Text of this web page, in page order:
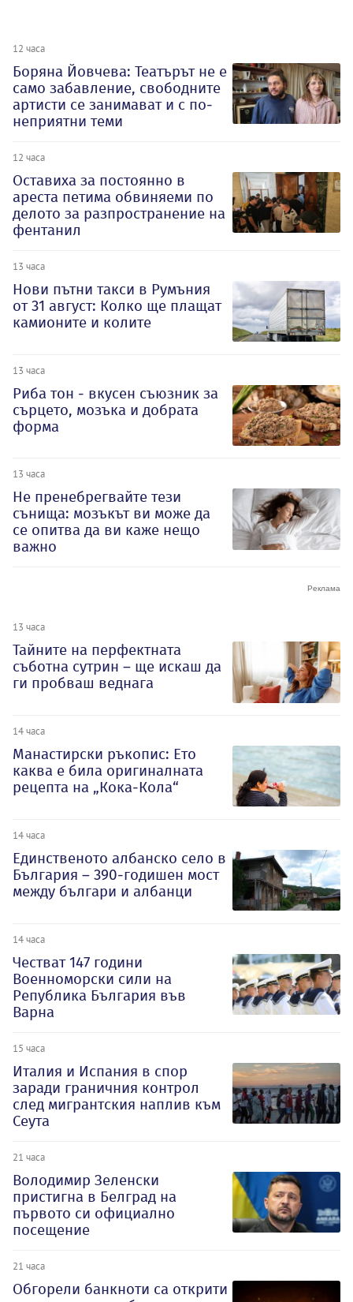
12 часа
Боряна Йовчева: Театърът не е
само забавление, свободните
артисти се занимават и с по-
неприятни теми
12 часа
Оставиха за постоянно в
ареста петима обвиняеми по
делото за разпространение на
фентанил
13 часа
Нови пътни такси в Румъния
от 31 август: Колко ще плащат
камионите и колите
13 часа
Риба тон - вкусен съюзник за
сърцето, мозъка и добрата
форма
13 часа
Не пренебрегвайте тези
сънища: мозъкът ви може да
се опитва да ви каже нещо
важно
13 часа
Тайните на перфектната
съботна сутрин – ще искаш да
ги пробваш веднага
14 часа
Манастирски ръкопис: Ето
каква е била оригиналната
рецепта на „Кока-Кола“
14 часа
Единственото албанско село в
България – 390-годишен мост
между българи и албанци
14 часа
Честват 147 години
Военноморски сили на
Република България във
Варна
15 часа
Италия и Испания в спор
заради граничния контрол
след мигрантския наплив към
Сеута
21 часа
Володимир Зеленски
пристигна в Белград на
първото си официално
посещение
21 часа
Обгорели банкноти са открити